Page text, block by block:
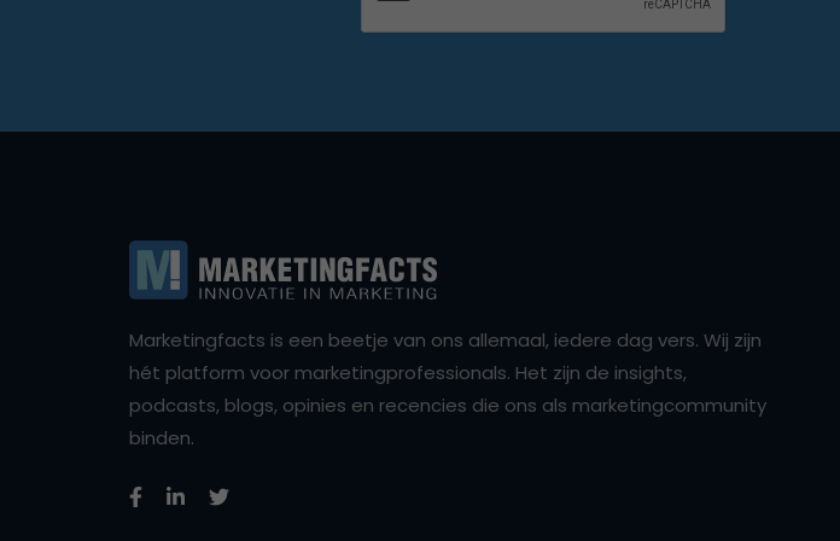
Marketingfacts is een beetje van ons allemaal, iedere dag vers. Wij zijn
hét platform voor marketingprofessionals. Het zijn de insights,
podcasts, blogs, opinies en recencies die ons als marketingcommunity
binden.